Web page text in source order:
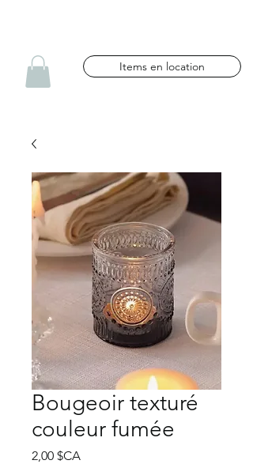
Items en location
Bougeoir texturé
couleur fumée
2,00 $CA